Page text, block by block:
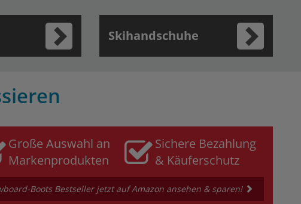
Skihandschuhe
Große Auswahl an
Markenprodukten
Sichere Bezahlung
& Käuferschutz
Boots Bestseller jetzt auf Amazon ansehen & sparen!